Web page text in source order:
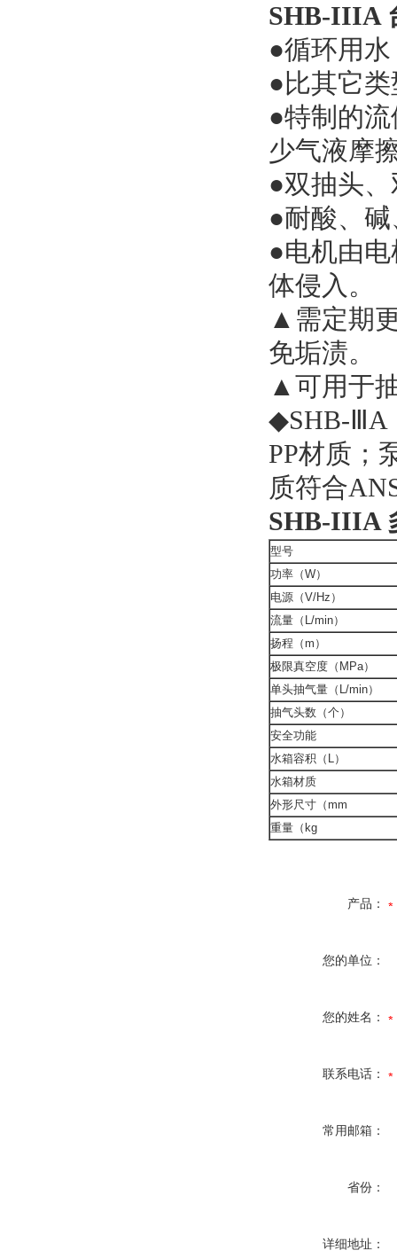
SHB-IIIA
●循环用
●比其它
●特制的
少气液摩
●双抽头
●耐酸、
●电机由
体侵入。
▲需定期
免垢渍。
▲可用于
◆SHB-ⅢA
PP材质；
质符合
SHB-IIIA
型号
功率（W）
电源（V/Hz）
流量（L/min）
扬程（m）
极限真空度（MPa）
单头抽气量（L/min）
抽气头数（个）
安全功能
水箱容积（L）
水箱材质
外形尺寸（mm
重量（kg
产品：
您的单位：
您的姓名：
联系电话：
常用邮箱：
省份：
详细地址：